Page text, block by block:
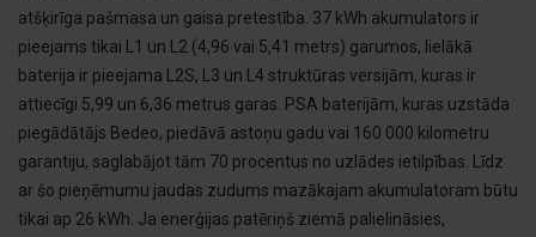
atšķirīga pašmasa un gaisa pretestība. 37 kWh akumulators ir
pieejams tikai L1 un L2 (4,96 vai 5,41 metrs) garumos, lielākā
baterija ir pieejama L2S, L3 un L4 struktūras versijām, kuras ir
attiecīgi 5,99 un 6,36 metrus garas. PSA baterijām, kuras uzstāda
piegādātājs Bedeo, piedāvā astoņu gadu vai 160 000 kilometru
garantiju, saglabājot tām 70 procentus no uzlādes ietilpības. Līdz
ar šo pieņēmumu jaudas zudums mazākajam akumulatoram būtu
tikai ap 26 kWh. Ja enerģijas patēriņš ziemā palielināsies,